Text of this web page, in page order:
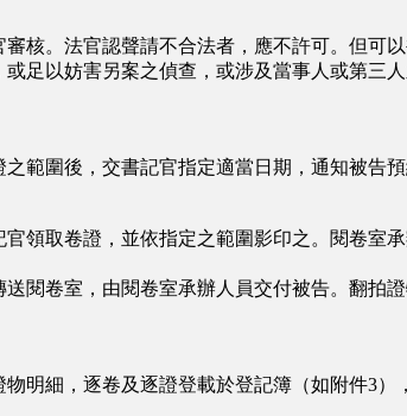
。法官認聲請不合法者，應不許可。但可以
以妨害另案之偵查，或涉及當事人或第三人
圍後，交書記官指定適當日期，通知被告預
取卷證，並依指定之範圍影印之。閱卷室
卷室，由閱卷室承辦人員交付被告。翻拍證
細，逐卷及逐證登載於登記簿（如附件3）